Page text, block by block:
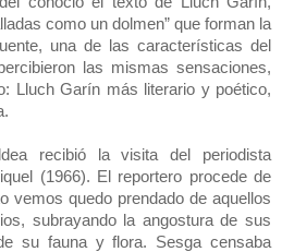
como un dolmen” que forman la
una de las características del
las mismas sensaciones,
Lluch Garín más literario y poético,
recibió la visita del periodista
(1966). El reportero procede de
vemos quedo prendado de aquellos
subrayando la angostura de sus
su fauna y flora. Sesga censaba